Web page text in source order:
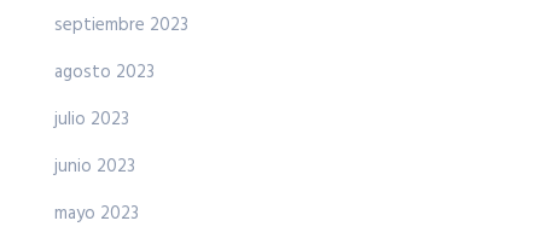
septiembre 2023
agosto 2023
julio 2023
junio 2023
mayo 2023